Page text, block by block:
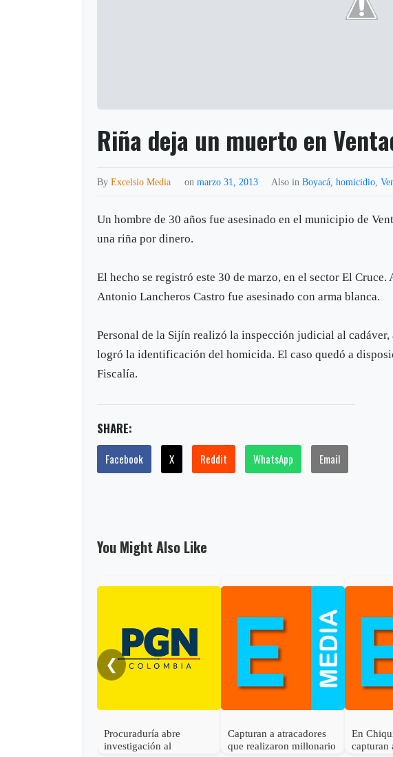
Riña deja un muerto en
ByExcelsio Media onmarzo 31, 2013 Also inBoyacá ,homicidio ,
Un hombre de 30 años fue asesinado en el municipio de
una riña por dinero.
El hecho se registró este 30 de marzo, en el sector El
Antonio Lancheros Castro fue asesinado con arma blanca.
Personal de la Sijín realizó la inspección judicial al cadáver,
logró la identificación del homicida. El caso quedó a
Fiscalía.
SHARE:
Facebook X Reddit WhatsApp Email
You Might Also Like
❮
Procuraduría abre
investigación al
Capturan a atracadores
que realizaron millonario
En
capturan